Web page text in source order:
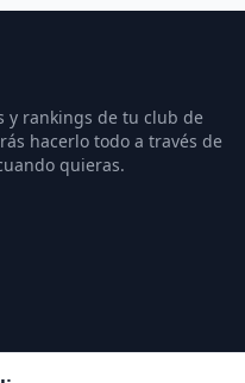
y rankings de tu club de
hacerlo todo a través de
quieras.